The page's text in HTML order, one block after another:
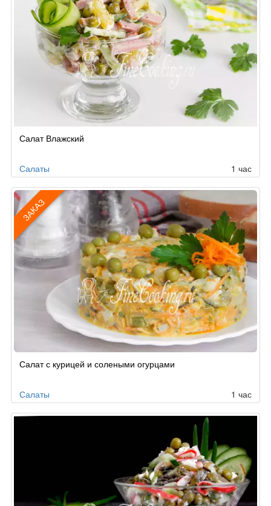
Салат Влажский
Салаты 1 час
ЗАКАЗ
по
Салат с курицей и солеными огурцами
Салаты 1 час